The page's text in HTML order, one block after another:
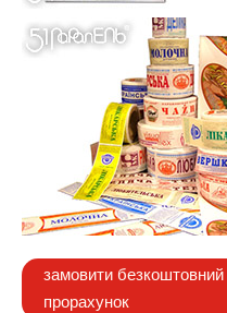
замовити безкоштовний
прорахунок